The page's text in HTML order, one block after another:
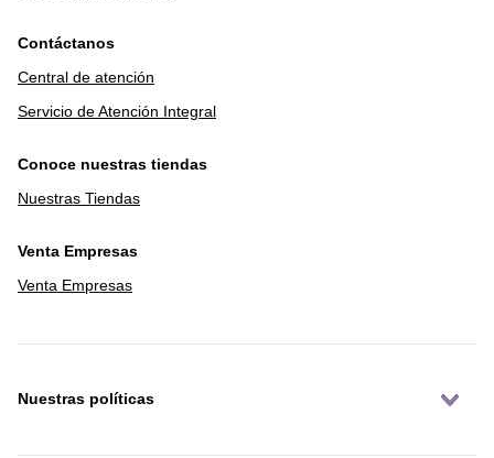
Contáctanos
Central de atención
Servicio de Atención Integral
Conoce nuestras tiendas
Nuestras Tiendas
Venta Empresas
Venta Empresas
Nuestras políticas